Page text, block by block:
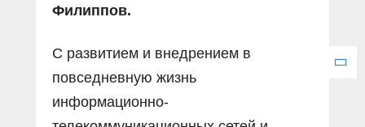
Филиппов.
С развитием и внедрением в
повседневную жизнь
информационно-